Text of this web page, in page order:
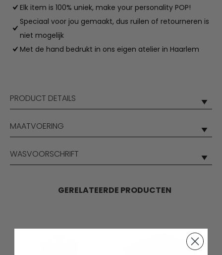
Elk item is 100% uniek, make your personality POP!
Speciaal voor jou gemaakt, dus ruilen of retourneren is
niet mogelijk
Met de hand bedrukt in ons eigen atelier in Haarlem
PRODUCT DETAILS
MAATVOERING
WASVOORSCHRIFT
GERELATEERDE PRODUCTEN